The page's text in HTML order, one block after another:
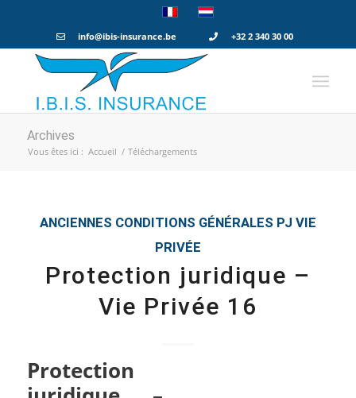
info@ibis-insurance.be +32 2 340 30 00
Archives
Vous êtes ici : Accueil / Téléchargements
ANCIENNES CONDITIONS GÉNÉRALES PJ VIE
PRIVÉE
Protection juridique –
Vie Privée 16
Protection